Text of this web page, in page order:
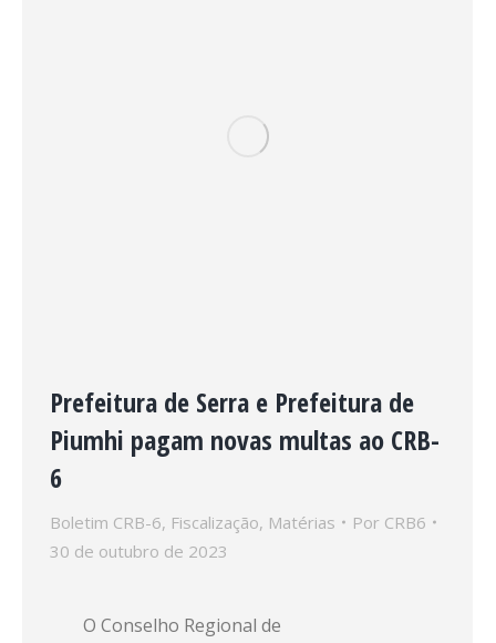
Prefeitura de Serra e Prefeitura de
Piumhi pagam novas multas ao CRB-
6
Boletim CRB-6, Fiscalização, Matérias Por CRB6
30 de outubro de 2023
O Conselho Regional de